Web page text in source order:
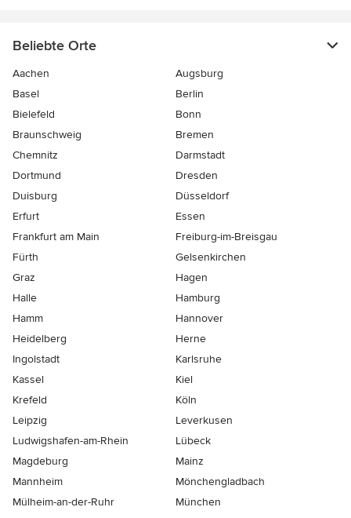
Beliebte Orte
Aachen
Augsburg
Basel
Berlin
Bielefeld
Bonn
Braunschweig
Bremen
Chemnitz
Darmstadt
Dortmund
Dresden
Duisburg
Düsseldorf
Erfurt
Essen
Frankfurt am Main
Freiburg-im-Breisgau
Fürth
Gelsenkirchen
Graz
Hagen
Halle
Hamburg
Hamm
Hannover
Heidelberg
Herne
Ingolstadt
Karlsruhe
Kassel
Kiel
Krefeld
Köln
Leipzig
Leverkusen
Ludwigshafen-am-Rhein
Lübeck
Magdeburg
Mainz
Mannheim
Mönchen­gladbach
Mülheim-an-der-Ruhr
München